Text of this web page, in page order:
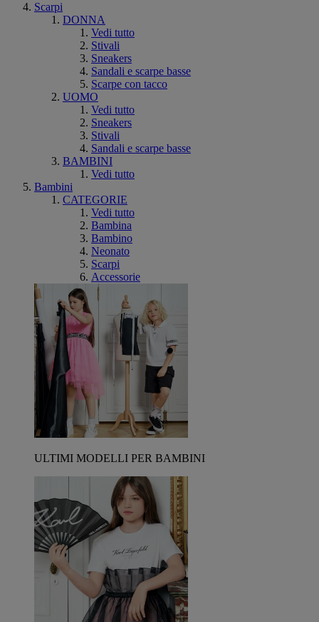
Scarpi
DONNA
Vedi tutto
Stivali
Sneakers
Sandali e scarpe basse
Scarpe con tacco
UOMO
Vedi tutto
Sneakers
Stivali
Sandali e scarpe basse
BAMBINI
Vedi tutto
Bambini
CATEGORIE
Vedi tutto
Bambina
Bambino
Neonato
Scarpi
Accessorie
ULTIMI MODELLI PER BAMBINI